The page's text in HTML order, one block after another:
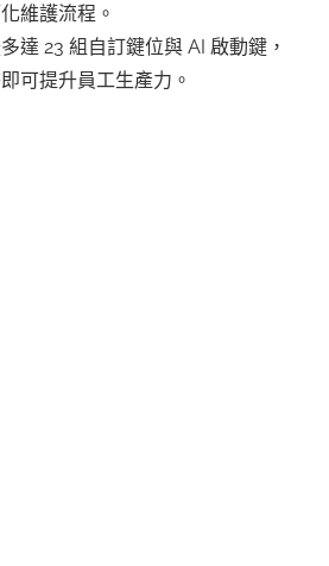
維護流程。
達 23 組自訂鍵位與 AI 啟動鍵，
可提升員工生產力。